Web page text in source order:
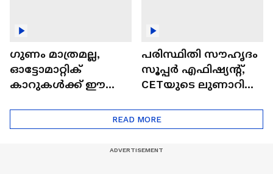
ഗുണം മാത്രമല്ല,
ഓട്ടോമാറ്റിക്
കാറുകൾക്ക് ഈ
പരിസ്ഥിതി സൗഹൃദം
സൂപ്പർ എഫിഷ്യന്റ്,
CETയുടെ ലുണാറിസ്
Eco Marathon 2025
READ MORE